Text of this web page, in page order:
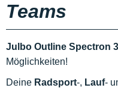
Teams
Julbo Outline Spectron
Möglichkeiten!
Deine Radsport-, Lauf-